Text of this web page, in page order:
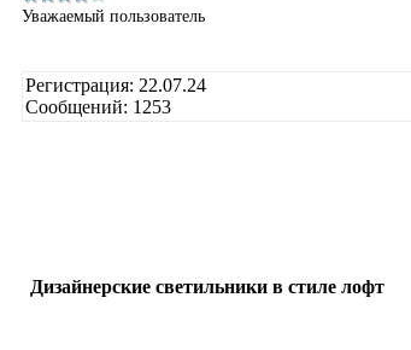
Уважаемый пользователь
Регистрация: 22.07.24
Сообщений: 1253
Дизайнерские светильники в стиле лофт